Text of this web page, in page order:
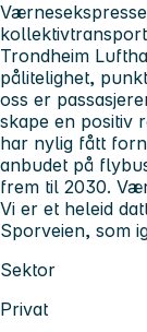
Trondheim
pålitelighet,
oss er
skape en positiv
har nylig fått
anbudet på
frem til 2030.
Vi er et heleid
Sporveien, som
Sektor
Privat